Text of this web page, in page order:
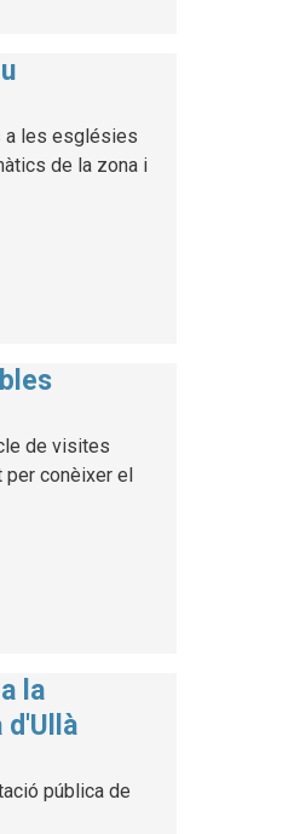
a les esglésies
de la zona i
de visites
conèixer el
la
d'Ullà
pública de